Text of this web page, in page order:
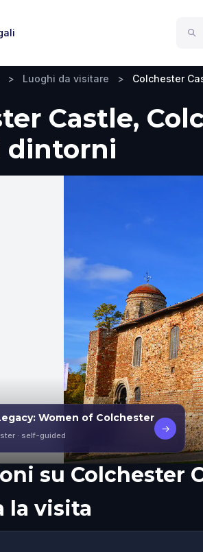
> Luoghi da visitare > Colchester
Castle,
dintorni
Women of Colchester
· self-guided
→
su Colchester
la visita